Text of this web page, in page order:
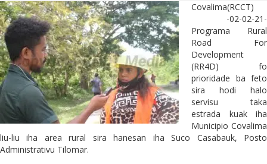
Covalima(RCCT)
-02-02-21-
Programa Rural
Road For
Development
(RR4D) fo
prioridade ba feto
sira hodi halo
servisu taka
estrada kuak iha
Municipio Covalima
liu-liu iha area rural sira hanesan iha Suco Casabauk, Posto
Administrativu Tilomar.